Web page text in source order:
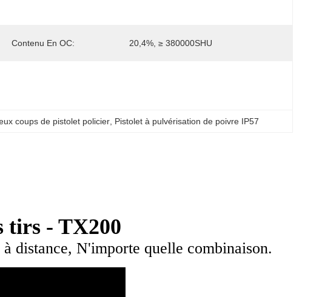
Contenu En OC: 20,4%, ≥ 380000SHU
coups de pistolet policier Pistolet à pulvérisation de poivre IP57
tirs - TX200
distance, N'importe quelle combinaison.